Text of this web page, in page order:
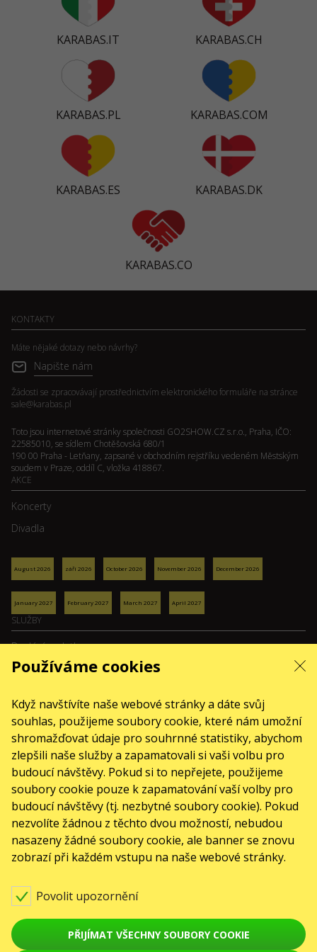
KARABAS.IT KARABAS.CH
KARABAS.PL KARABAS.COM
KARABAS.ES KARABAS.DK
KARABAS.CO
Používáme cookies
Když navštívíte naše webové stránky a dáte svůj
souhlas, použijeme soubory cookie, které nám umožní
shromažďovat údaje pro souhrnné statistiky, abychom
zlepšili naše služby a zapamatovali si vaši volbu pro
budoucí návštěvy. Pokud si to nepřejete, použijeme
soubory cookie pouze k zapamatování vaší volby pro
budoucí návštěvy (tj. nezbytné soubory cookie). Pokud
nezvolíte žádnou z těchto dvou možností, nebudou
nasazeny žádné soubory cookie, ale banner se znovu
zobrazí při každém vstupu na naše webové stránky.
Povolit upozornění
PŘIJÍMAT VŠECHNY SOUBORY COOKIE
KONTAKTY
Máte nějaké dotazy nebo návrhy?
Napište nám
Žádosti se zpracovávají prostřednictvím elektronického formuláře na stránce
sale@karabas.pl
Toto jsou internetové stránky společnosti GO2SHOW.CZ s.r.o., Praha, IČO:
22585010, se sídlem Chotěšovská 680/1
190 00 Praha - Letňany, zapsané v obchodním rejstříku vedeném Městským
soudem v Praze, oddíl C, vložka 418867.
AKCE
Koncerty
Divadla
August 2026 září 2026 October 2026 November 2026 December 2026
January 2027 February 2027 March 2027 April 2027
SLUŽBY
Dodání a platba
Mapa stránek
front.news.title
Pro organizátory
Logo pro plakáty a média
O společnosti
Veřejná nabídka